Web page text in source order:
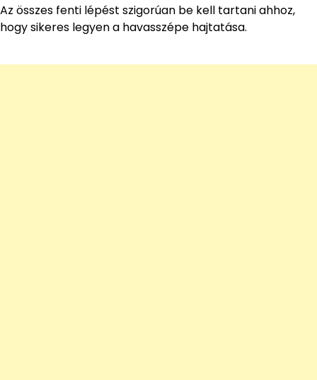
Az összes fenti lépést szigorúan be kell tartani ahhoz,
hogy sikeres legyen a havasszépe hajtatása.